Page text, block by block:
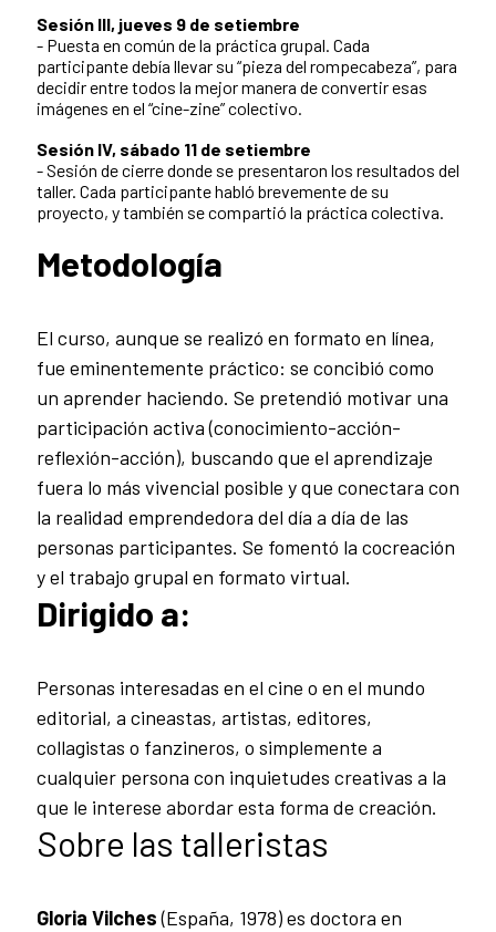
Sesión III, jueves 9 de setiembre
- Puesta en común de la práctica grupal. Cada
participante debía llevar su “pieza del rompecabeza”, para
decidir entre todos la mejor manera de convertir esas
imágenes en el “cine-zine” colectivo.
Sesión IV, sábado 11 de setiembre
- Sesión de cierre donde se presentaron los resultados del
taller. Cada participante habló brevemente de su
proyecto, y también se compartió la práctica colectiva.
Metodología
El curso, aunque se realizó en formato en línea,
fue eminentemente práctico: se concibió como
un aprender haciendo. Se pretendió motivar una
participación activa (conocimiento-acción-
reflexión-acción), buscando que el aprendizaje
fuera lo más vivencial posible y que conectara con
la realidad emprendedora del día a día de las
personas participantes. Se fomentó la cocreación
y el trabajo grupal en formato virtual.
Dirigido a:
Personas interesadas en el cine o en el mundo
editorial, a cineastas, artistas, editores,
collagistas o fanzineros, o simplemente a
cualquier persona con inquietudes creativas a la
que le interese abordar esta forma de creación.
Sobre las talleristas
Gloria Vilches(España, 1978) es doctora en